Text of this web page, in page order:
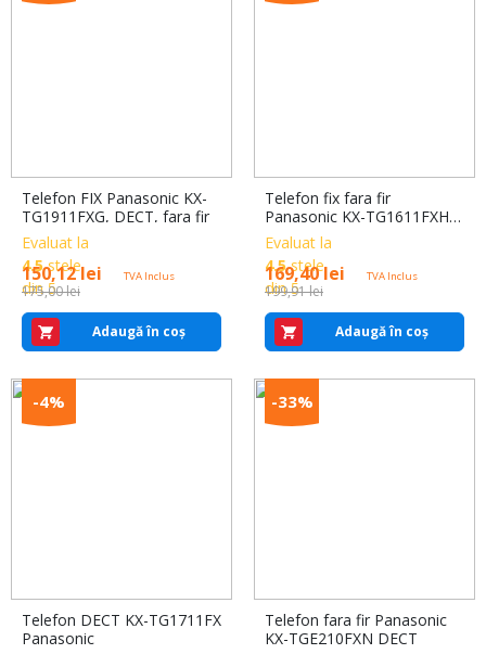
Telefon FIX Panasonic KX-
TG1911FXG, DECT, fara fir
Evaluat la
4.5stele
din 5
175,00lei
Prețul
inițial
a
fost:
175,00 lei.
150,12lei
Prețul
curent
este:
150,12 lei.
TVA Inclus
Adaugă în coș
Telefon fix fara fir
Panasonic KX-TG1611FXH
DECT
Evaluat la
4.5stele
din 5
199,91lei
Prețul
inițial
a
fost:
199,91 lei.
169,40lei
Prețul
curent
este:
169,40 lei.
TVA Inclus
Adaugă în coș
-4%
Telefon DECT KX-TG1711FX
Panasonic
-33%
Telefon fara fir Panasonic
KX-TGE210FXN DECT